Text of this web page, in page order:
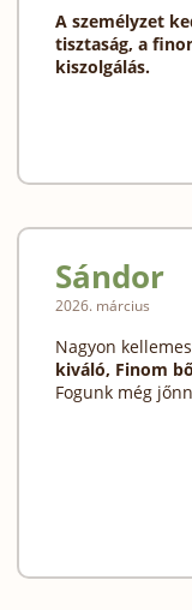
A személyzet
tisztaság, a
kiszolgálás.
Sándor
2026. március
Nagyon
kiváló, Finom
Fogunk még